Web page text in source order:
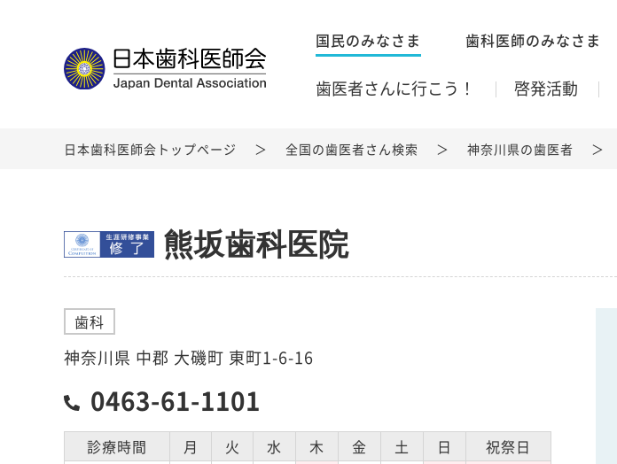
国民のみなさま 歯科医師のみなさま
歯医者さんに行こう！ 啓発活動
日本歯科医師会トップページ 全国の歯医者さん検索 神奈川県の歯医者
熊坂歯科医院
歯科
神奈川県 中郡 大磯町 東町1-6-16
0463-61-1101
診療時間 月 火 水 木 金 土 日
祝祭日